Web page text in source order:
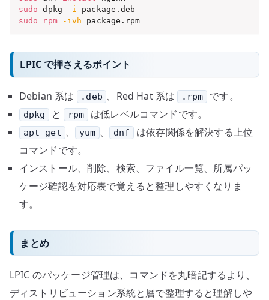
sudo dpkg -i
sudo
rpm -ivh package.rpm
LPIC で押さえるポイント
Debian 系は .deb 、Red Hat 系は .rpm です。
dpkg と rpm は低レベルコマンドです。
apt-get 、 yum 、 dnf
は依存関係を解決する上位
コマンドです。
インストール、削除、検索、ファイル一覧、所属パッ
ケージ確認を対応表で覚えると整理しやすくなりま
す。
まとめ
LPIC のパッケージ管理は、コマンドを丸暗記するより、
ディストリビューション系統と層で整理すると理解しや